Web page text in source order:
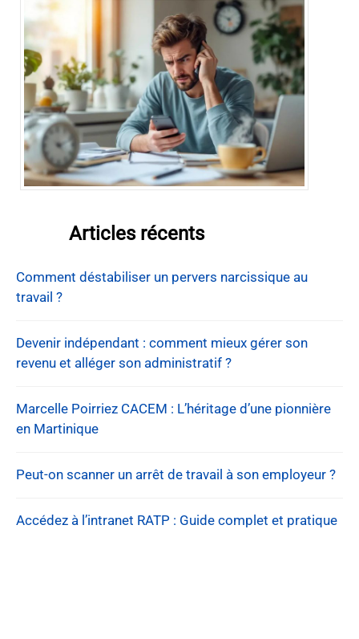
Articles récents
Comment déstabiliser un pervers narcissique au
travail ?
Devenir indépendant : comment mieux gérer son
revenu et alléger son administratif ?
Marcelle Poirriez CACEM : L’héritage d’une pionnière
en Martinique
Peut-on scanner un arrêt de travail à son employeur ?
Accédez à l’intranet RATP : Guide complet et pratique